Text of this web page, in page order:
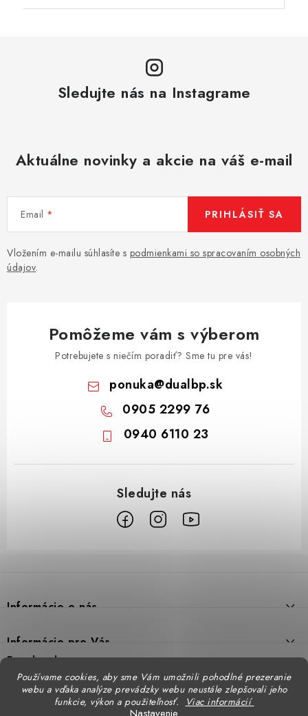
Používame cookies, aby sme Vám umožnili pohodlné prezeranie
webu a vďaka analýze prevádzky webu neustále zlepšovali jeho
funkcie, výkon a použiteľnosť.
Viac informácií
Sledujte nás na Instagrame
Aktuálne novinky a akcie na váš e-mail
Email
Vložením e-mailu súhlasíte s podmienkami so spracovaním osobných
údajov.
PRIHLÁSIŤ SA
Pomôžeme vám s výberom
Potrebujete s niečím poradiť? Sme tu pre vás!
ponuka@dualbp.sk
0905 2299 76
0940 6110 23
Z
p
i
Informácie o nás
Prečo DUAL BP
Predajne
Doprava
Informácie pre Vás
Formulár na výmenu tovaru
Facebook
Katalógy